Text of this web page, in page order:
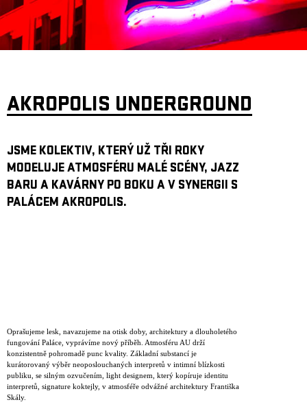
AKROPOLIS UNDERGROUND
JSME KOLEKTIV, KTERÝ UŽ TŘI ROKY
MODELUJE ATMOSFÉRU MALÉ SCÉNY, JAZZ
BARU A KAVÁRNY PO BOKU A V SYNERGII S
PALÁCEM AKROPOLIS.
Oprašujeme lesk, navazujeme na otisk doby, architektury a dlouholetého
fungování Paláce, vyprávíme nový příběh. Atmosféru AU drží
konzistentně pohromadě punc kvality. Základní substancí je
kurátorovaný výběr neoposlouchaných interpretů v intimní blízkosti
publiku, se silným ozvučením, light designem, který kopíruje identitu
interpretů, signature koktejly, v atmosféře odvážné architektury Františka
Skály.